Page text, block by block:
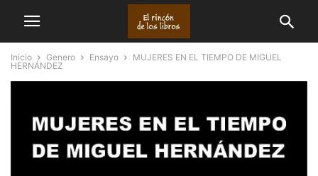
Inicio Genero Ensayo
MUJERES EN EL TIEMPO DE MIGUEL
HERNÁNDEZ